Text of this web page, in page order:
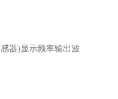
器)显示频率输出波